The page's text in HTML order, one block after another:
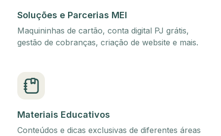
Soluções e Parcerias MEI
Maquininhas de cartão, conta digital PJ grátis,
gestão de cobranças, criação de website e mais.
Materiais Educativos
Conteúdos e dicas exclusivas de diferentes áreas